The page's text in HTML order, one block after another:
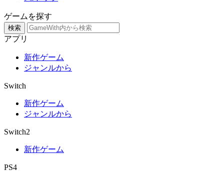
ゲームを探す
検索
アプリ
新作ゲーム
ジャンルから
Switch
新作ゲーム
ジャンルから
Switch2
新作ゲーム
PS4